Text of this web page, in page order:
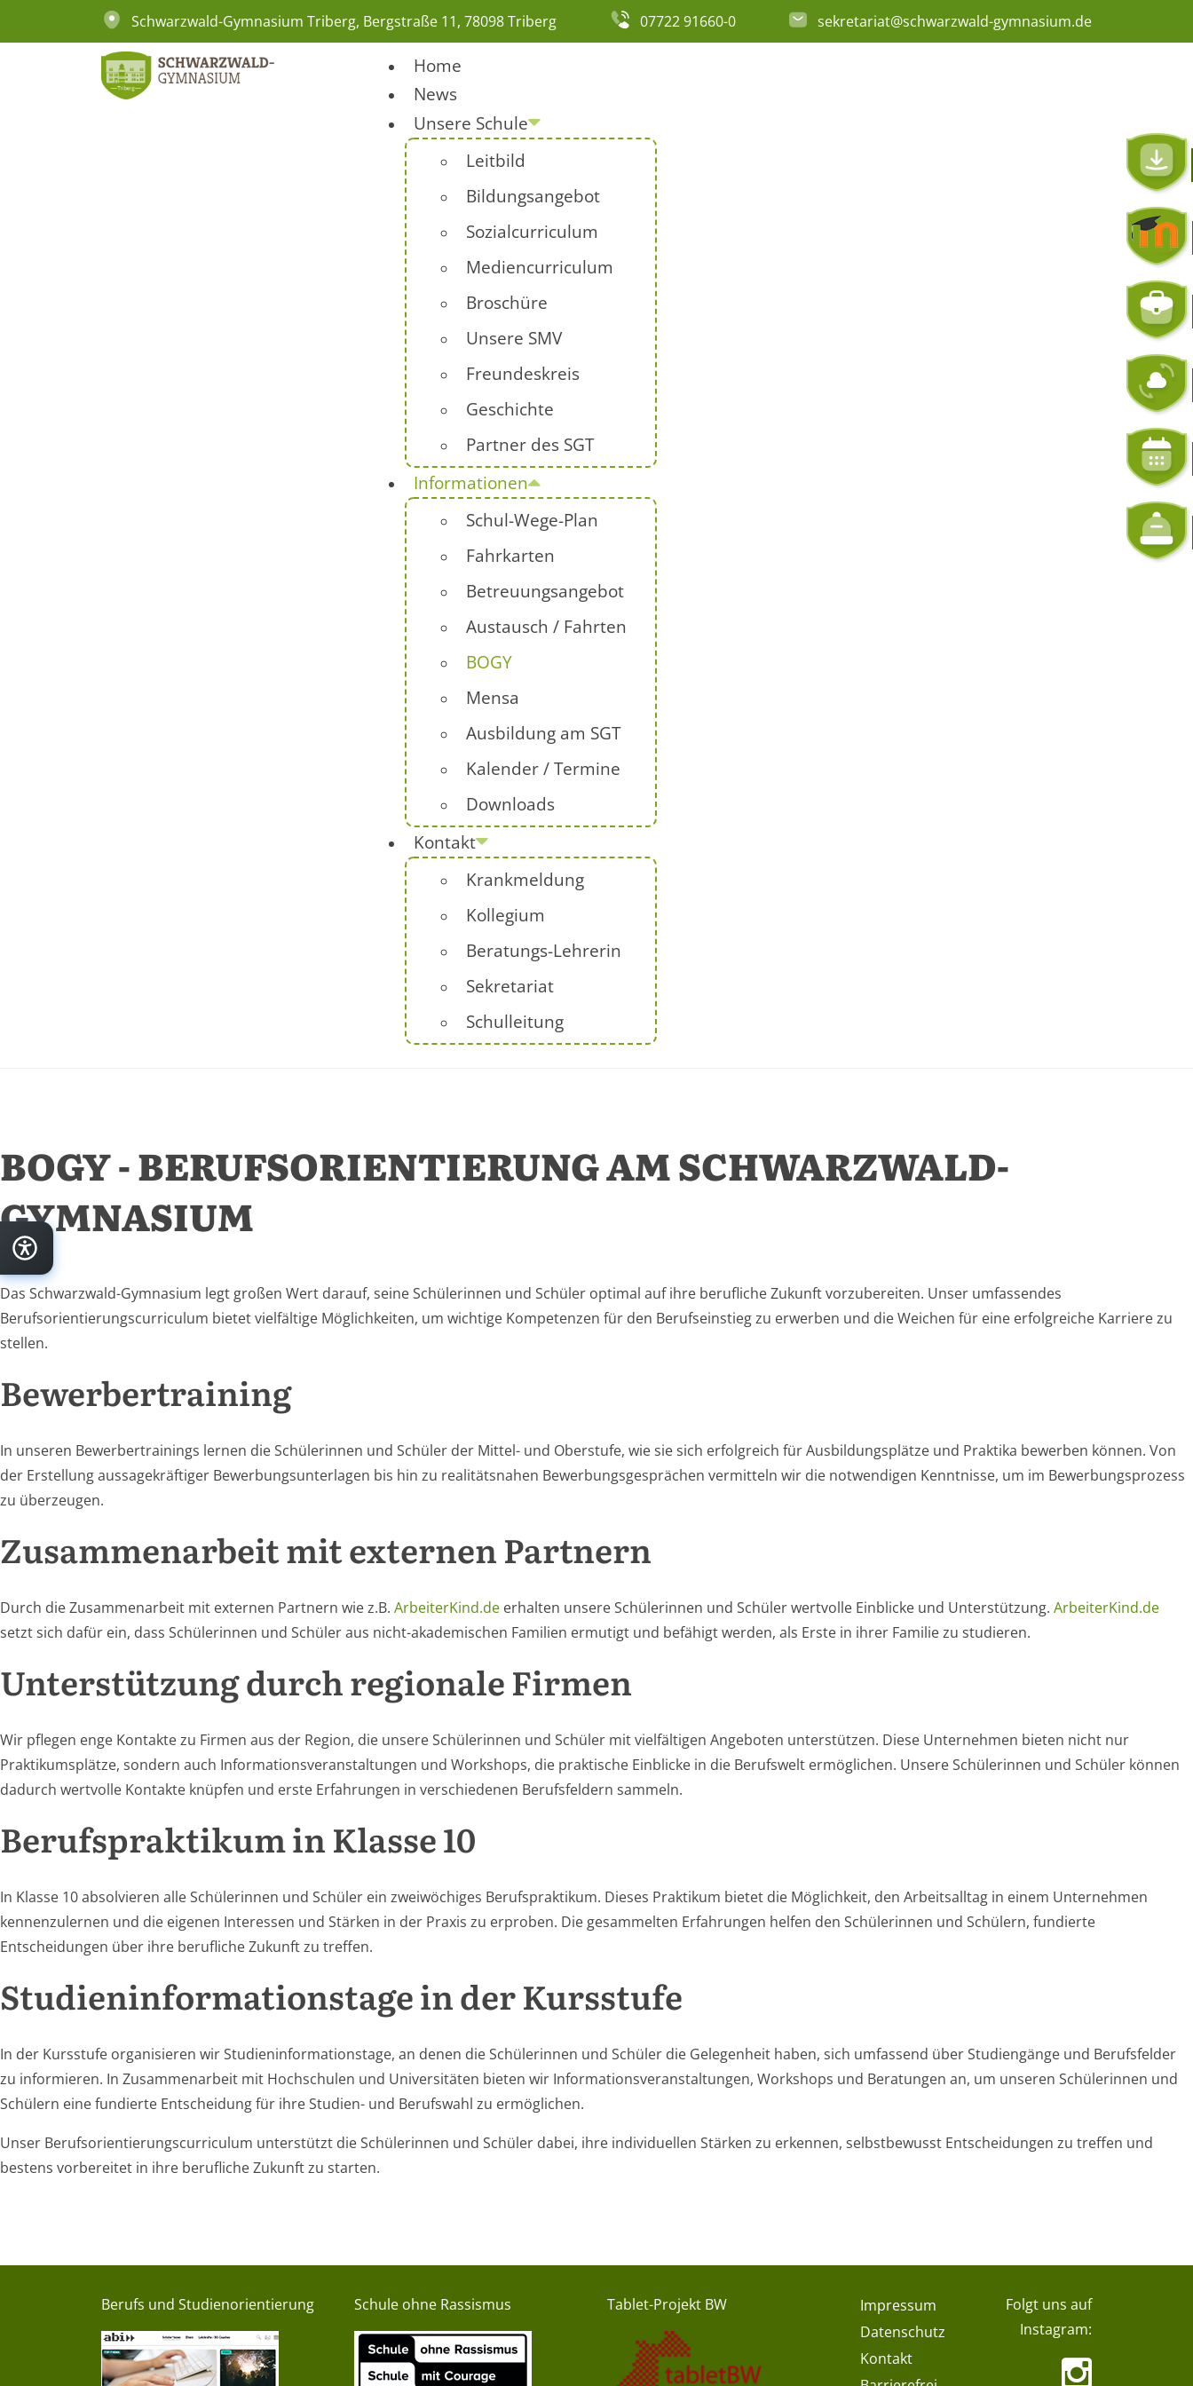
Schwarzwald-Gymnasium Triberg, Bergstraße 11, 78098 Triberg 07722 91660-0 sekretariat@schwarzwald-gymnasium.de
Home
News
Unsere Schule
Leitbild
Bildungsangebot
Sozialcurriculum
Mediencurriculum
Broschüre
Unsere SMV
Freundeskreis
Geschichte
Partner des SGT
Informationen
Schul-Wege-Plan
Fahrkarten
Betreuungsangebot
Austausch / Fahrten
BOGY
Mensa
Ausbildung am SGT
Kalender / Termine
Downloads
Kontakt
Krankmeldung
Kollegium
Beratungs-Lehrerin
Sekretariat
Schulleitung
BOGY - BERUFSORIENTIERUNG AM SCHWARZWALD-
GYMNASIUM
Das Schwarzwald-Gymnasium legt großen Wert darauf, seine Schülerinnen und Schüler optimal auf ihre berufliche Zukunft vorzubereiten. Unser umfassendes
Berufsorientierungscurriculum bietet vielfältige Möglichkeiten, um wichtige Kompetenzen für den Berufseinstieg zu erwerben und die Weichen für eine erfolgreiche Karriere zu
stellen.
Bewerbertraining
In unseren Bewerbertrainings lernen die Schülerinnen und Schüler der Mittel- und Oberstufe, wie sie sich erfolgreich für Ausbildungsplätze und Praktika bewerben können. Von
der Erstellung aussagekräftiger Bewerbungsunterlagen bis hin zu realitätsnahen Bewerbungsgesprächen vermitteln wir die notwendigen Kenntnisse, um im Bewerbungsprozess
zu überzeugen.
Zusammenarbeit mit externen Partnern
Durch die Zusammenarbeit mit externen Partnern wie z.B. ArbeiterKind.de erhalten unsere Schülerinnen und Schüler wertvolle Einblicke und Unterstützung. ArbeiterKind.de
setzt sich dafür ein, dass Schülerinnen und Schüler aus nicht-akademischen Familien ermutigt und befähigt werden, als Erste in ihrer Familie zu studieren.
Unterstützung durch regionale Firmen
Wir pflegen enge Kontakte zu Firmen aus der Region, die unsere Schülerinnen und Schüler mit vielfältigen Angeboten unterstützen. Diese Unternehmen bieten nicht nur
Praktikumsplätze, sondern auch Informationsveranstaltungen und Workshops, die praktische Einblicke in die Berufswelt ermöglichen. Unsere Schülerinnen und Schüler können
dadurch wertvolle Kontakte knüpfen und erste Erfahrungen in verschiedenen Berufsfeldern sammeln.
Berufspraktikum in Klasse 10
In Klasse 10 absolvieren alle Schülerinnen und Schüler ein zweiwöchiges Berufspraktikum. Dieses Praktikum bietet die Möglichkeit, den Arbeitsalltag in einem Unternehmen
kennenzulernen und die eigenen Interessen und Stärken in der Praxis zu erproben. Die gesammelten Erfahrungen helfen den Schülerinnen und Schülern, fundierte
Entscheidungen über ihre berufliche Zukunft zu treffen.
Studieninformationstage in der Kursstufe
In der Kursstufe organisieren wir Studieninformationstage, an denen die Schülerinnen und Schüler die Gelegenheit haben, sich umfassend über Studiengänge und Berufsfelder
zu informieren. In Zusammenarbeit mit Hochschulen und Universitäten bieten wir Informationsveranstaltungen, Workshops und Beratungen an, um unseren Schülerinnen und
Schülern eine fundierte Entscheidung für ihre Studien- und Berufswahl zu ermöglichen.
Unser Berufsorientierungscurriculum unterstützt die Schülerinnen und Schüler dabei, ihre individuellen Stärken zu erkennen, selbstbewusst Entscheidungen zu treffen und
bestens vorbereitet in ihre berufliche Zukunft zu starten.
Berufs und Studienorientierung Schule ohne Rassismus Tablet-Projekt BW
Impressum
Datenschutz
Kontakt
Folgt uns auf
Instagram: